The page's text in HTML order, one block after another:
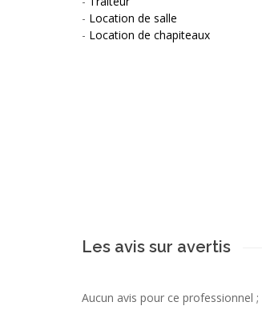
- Location de salle
- Location de chapiteaux
Les avis sur avertis
Aucun avis pour ce professionnel